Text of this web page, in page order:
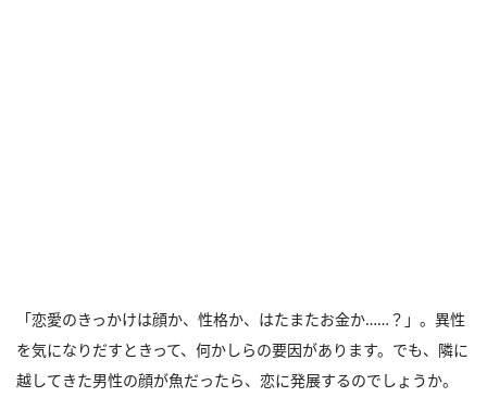
「恋愛のきっかけは顔か、性格か、はたまたお金か……？」。異性
を気になりだすときって、何かしらの要因があります。でも、隣に
越してきた男性の顔が魚だったら、恋に発展するのでしょうか。